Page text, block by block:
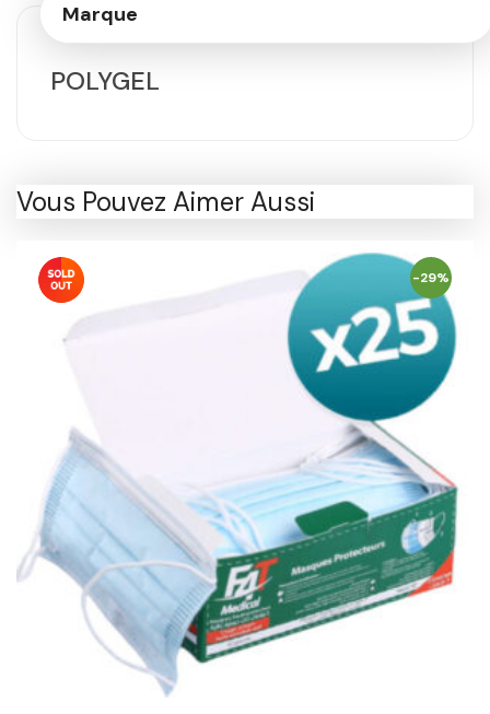
Marque
POLYGEL
Vous Pouvez Aimer Aussi
-29%